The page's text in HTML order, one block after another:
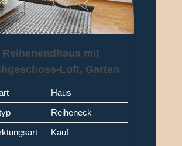
Reihenendhaus mit
Loft, Garten
(Grengel)
Haus
Reiheneck
Kauf